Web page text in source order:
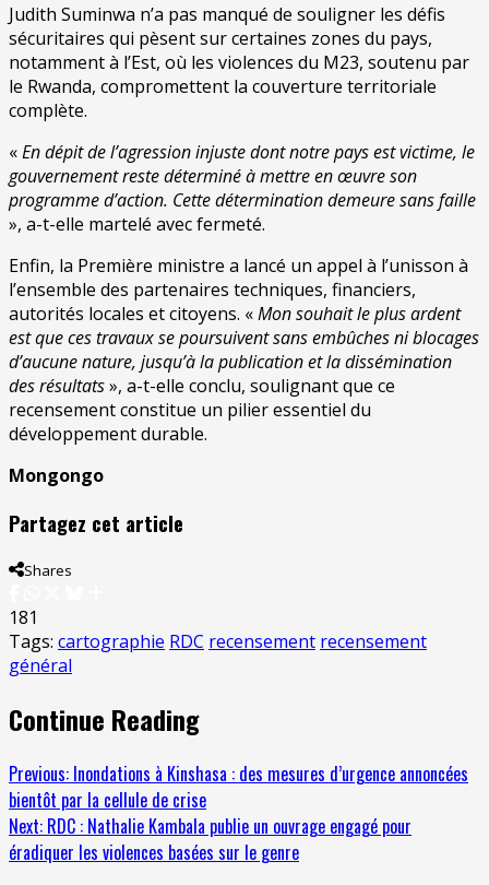
Judith Suminwa n’a pas manqué de souligner les défis
sécuritaires qui pèsent sur certaines zones du pays,
notamment à l’Est, où les violences du M23, soutenu par
le Rwanda, compromettent la couverture territoriale
complète.
«En dépit de l’agression injuste dont notre pays est victime, le
gouvernement reste déterminé à mettre en œuvre son
programme d’action. Cette détermination demeure sans faille
», a-t-elle martelé avec fermeté.
Enfin, la Première ministre a lancé un appel à l’unisson à
l’ensemble des partenaires techniques, financiers,
autorités locales et citoyens. «Mon souhait le plus ardent
est que ces travaux se poursuivent sans embûches ni blocages
d’aucune nature, jusqu’à la publication et la dissémination
des résultats», a-t-elle conclu, soulignant que ce
recensement constitue un pilier essentiel du
développement durable.
Mongongo
Partagez cet article
Shares
181
Tags: cartographie RDC recensement recensement
général
Continue Reading
Previous: Inondations à Kinshasa : des mesures d’urgence annoncées
bientôt par la cellule de crise
Next: RDC : Nathalie Kambala publie un ouvrage engagé pour
éradiquer les violences basées sur le genre